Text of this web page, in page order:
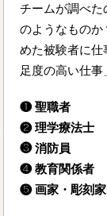
チームが調べ
のようなもの
めた被験者に
足度の高い仕事
❶ 聖職者
❷ 理学療法士
❸ 消防員
❹ 教育関係者
❺ 画家・彫刻家